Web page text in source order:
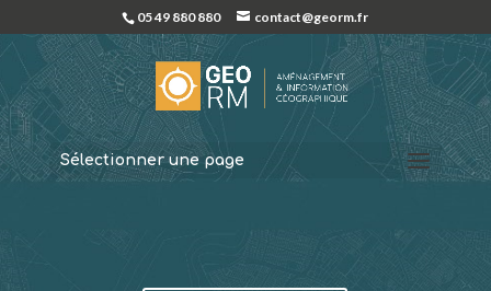
05 49 880 880 contact@georm.fr
Sélectionner une page